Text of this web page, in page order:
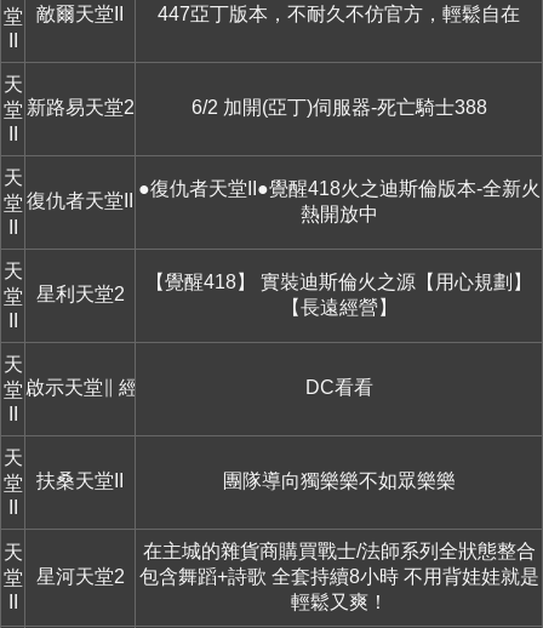
堂
敵爾天堂II 447亞丁版本，不耐久不仿官方，輕鬆自在
天
堂 新路易天堂2 6/2 加開(亞丁)伺服器-死亡騎士388
天
堂 復仇者天堂II
●復仇者天堂II●覺醒418火之迪斯倫版本-全新火
熱開放中
天
堂
星利天堂2
【覺醒418】 實裝迪斯倫火之源【用心規劃】
【長遠經營】
天
堂 啟示天堂∥ 經典懷舊 DC看看
天
堂
扶桑天堂II 團隊導向獨樂樂不如眾樂樂
天
堂
星河天堂2
在主城的雜貨商購買戰士/法師系列全狀態整合
包含舞蹈+詩歌 全套持續8小時 不用背娃娃就是
輕鬆又爽！